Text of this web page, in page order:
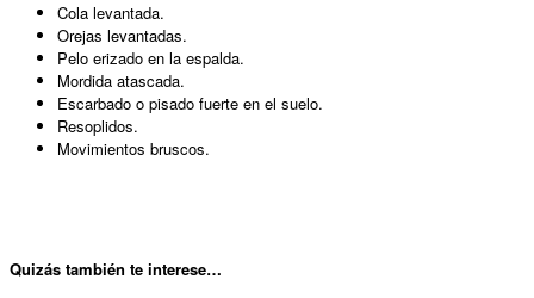
Cola levantada.
Orejas levantadas.
Pelo erizado en la espalda.
Mordida atascada.
Escarbado o pisado fuerte en el suelo.
Resoplidos.
Movimientos bruscos.
Quizás también te interese…